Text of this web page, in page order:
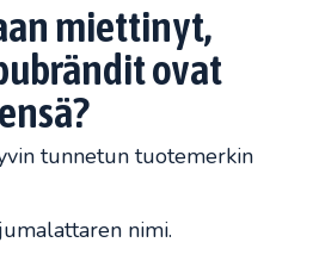
miettinyt,
ovat
tunnetun tuotemerkin
nimi.